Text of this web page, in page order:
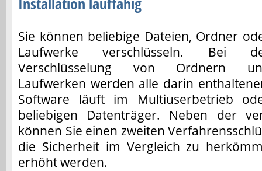
Sie können beliebige Dateien, Ordner
Laufwerke verschlüsseln. Bei
Verschlüsselung von Ordnern
Laufwerken werden alle darin
Software läuft im Multiuserbetrieb
beliebigen Datenträger. Neben der
können Sie einen zweiten
die Sicherheit im Vergleich zu
erhöht werden.